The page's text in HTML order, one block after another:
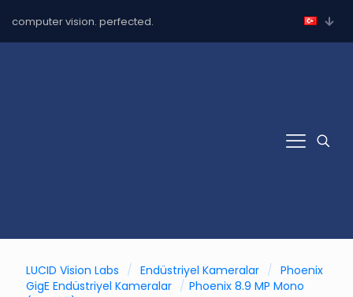
computer vision. perfected.
LUCID Vision Labs / Endüstriyel Kameralar / Phoenix
GigE Endüstriyel Kameralar / Phoenix 8.9 MP Mono